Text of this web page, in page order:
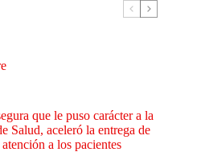
que le puso carácter a la
Salud, aceleró la entrega de
a los pacientes